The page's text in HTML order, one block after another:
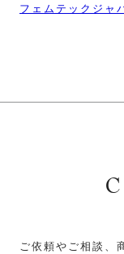
フェムテックジ
ご依頼やご相談、